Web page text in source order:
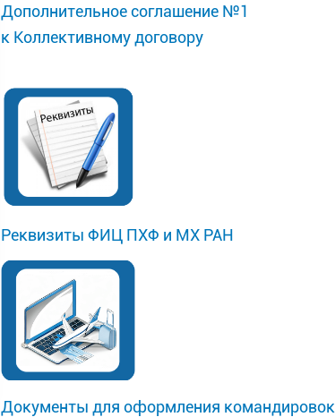
Дополнительное соглашение №1
к Коллективному договору
Реквизиты ФИЦ ПХФ и МХ РАН
Документы для оформления командировок